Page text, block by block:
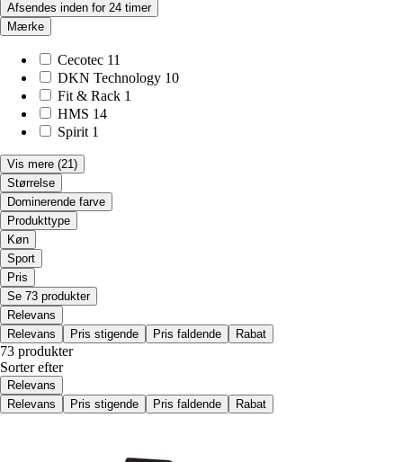
Afsendes inden for 24 timer
Mærke
Cecotec 11
DKN Technology 10
Fit & Rack 1
HMS 14
Spirit 1
Vis mere (21)
Størrelse
Dominerende farve
Produkttype
Køn
Sport
Pris
Se 73 produkter
Relevans
Relevans
Pris stigende Pris faldende Rabat
73 produkter
Sorter efter
Relevans
Relevans
Pris stigende Pris faldende Rabat